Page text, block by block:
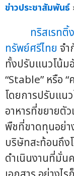
ข่าวประชาสัมพันธ์
ทริสเรทติ้ง
ทรัพย์ศรีไทย จำ
ทั้งปรับแนวโน้ม
“Stable” หรือ
โดยการปรับแน
อาหารที่ขยายตั
พืชที่ขาดทุนอย่า
บริษัทสะท้อนถึง
ดำเนินงานที่มั่น